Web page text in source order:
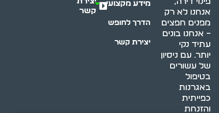
אנחנו לא רק
מפנים חפצים
– אנחנו בונים
עתיד נקי
יותר. עם ניסיון
של עשורים
בטיפול
באגרנות
כפייתית
והזנחת
מידע מקצועי
הדרך לחופש
יצירת קשר
קשר